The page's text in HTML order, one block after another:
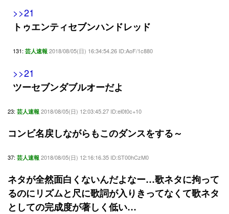
>>21
トゥエンティセブンハンドレッド
131: 芸人速報 2018/08/05(日) 16:34:54.26 ID:AoF/1c880
>>21
ツーセブンダブルオーだよ
23: 芸人速報 2018/08/05(日) 12:03:45.27 ID:el0t0c+10
コンビ名戻しながらもこのダンスをする～
37: 芸人速報 2018/08/05(日) 12:16:16.35 ID:ST00hCzM0
ネタが全然面白くないんだよなー…歌ネタに拘って
るのにリズムと尺に歌詞が入りきってなくて歌ネタ
としての完成度が著しく低い…